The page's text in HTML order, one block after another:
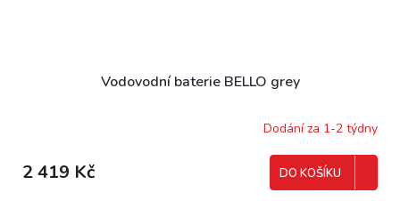
Vodovodní baterie BELLO grey
Dodání za 1-2 týdny
2 419 Kč DO KOŠÍKU